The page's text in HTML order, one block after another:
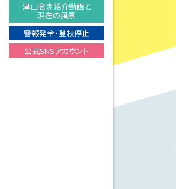
津山高専紹介動画と
現在の風景
警報発令・登校停止
公式SNSアカウント